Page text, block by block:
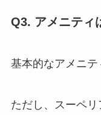
Q3. アメニティ
基本的なアメニテ
ただし、スーペ